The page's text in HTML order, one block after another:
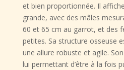
et bien proportionnée. Il
grande, avec des mâles
60 et 65 cm au garrot, et des
petites. Sa structure osseuse
une allure robuste et agile.
lui permettant d’être à la fois